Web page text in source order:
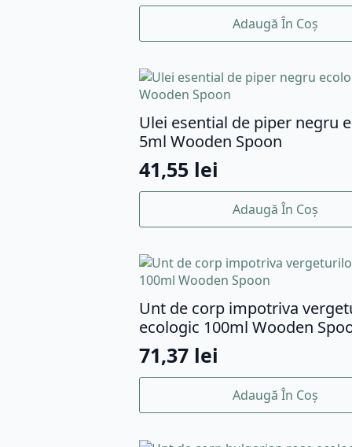
Adaugă În Coș
Ulei esential de piper negru
5ml Wooden Spoon
41,55 lei
Adaugă În Coș
Unt de corp impotriva
ecologic 100ml Wooden
71,37 lei
Adaugă În Coș